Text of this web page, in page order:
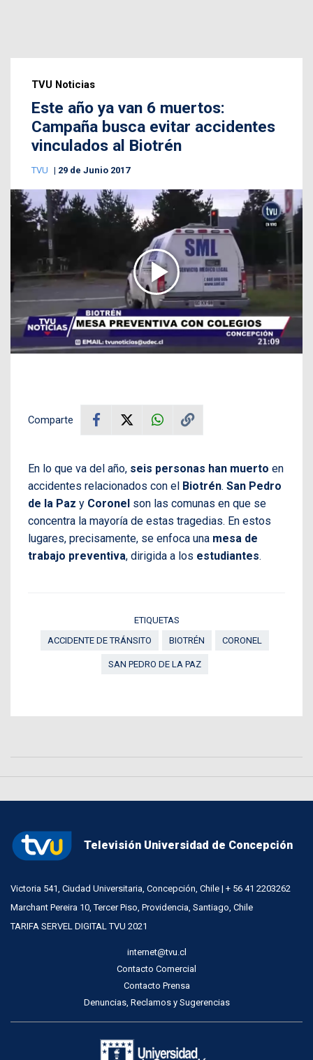
TVU Noticias
Este año ya van 6 muertos:
Campaña busca evitar accidentes
vinculados al Biotrén
TVU 29 de Junio 2017
Comparte
En lo que va del año, seis personas han muerto en
accidentes relacionados con el Biotrén. San Pedro
de la Paz y Coronel son las comunas en que se
concentra la mayoría de estas tragedias. En estos
lugares, precisamente, se enfoca una mesa de
trabajo preventiva, dirigida a los estudiantes.
ETIQUETAS
ACCIDENTE DE TRÁNSITO
BIOTRÉN CORONEL
SAN PEDRO DE LA PAZ
Televisión Universidad de Concepción
Victoria 541, Ciudad Universitaria, Concepción, Chile | + 56 41 2203262
Marchant Pereira 10, Tercer Piso, Providencia, Santiago, Chile
TARIFA SERVEL DIGITAL TVU 2021
internet@tvu.cl
Contacto Comercial
Contacto Prensa
Denuncias, Reclamos y Sugerencias